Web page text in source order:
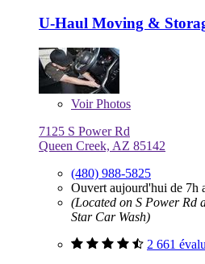
U-Haul Moving &
VoirPhotos
7125 S Power Rd
Queen Creek, AZ 85142
(480) 988-5825
Ouvert aujourd'hui de 7h
(Located on S Power Rd
Star Car Wash)
2 661